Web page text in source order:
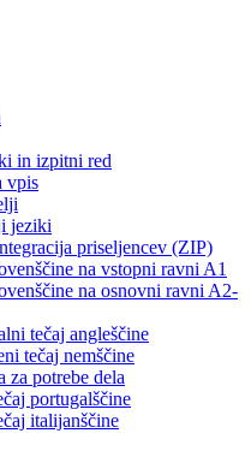
in izpitni red
vpis
jeziki
priseljencev (ZIP)
na vstopni ravni A1
na osnovni ravni A2-
tečaj angleščine
tečaj nemščine
za potrebe dela
portugalščine
italijanščine